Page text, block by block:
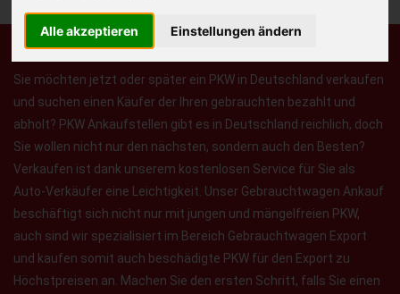
Alle akzeptieren Einstellungen ändern
Sie möchten jetzt oder später ein PKW in Deutschland verkaufen
und suchen einen Käufer der Ihren gebrauchten bezahlt und
abholt? PKW Ankaufstellen gibt es in Deutschland reichlich, doch
Sie wollen nicht nur den nächsten, sondern auch den Besten?
Verkaufen ist dank unserem kostenlosen Service für Sie als
Auto-Verkäufer eine Leichtigkeit. Unser Gebrauchtwagen Ankauf
beschäftigt sich nicht nur mit jungen und mängelfreien PKW,
auch sind wir spezialisiert im Bereich Gebrauchtwagen Export
und kaufen somit auch beschädigte PKW für den Export zu
Höchstpreisen an. Machen Sie den ersten Schritt, falls Sie einen